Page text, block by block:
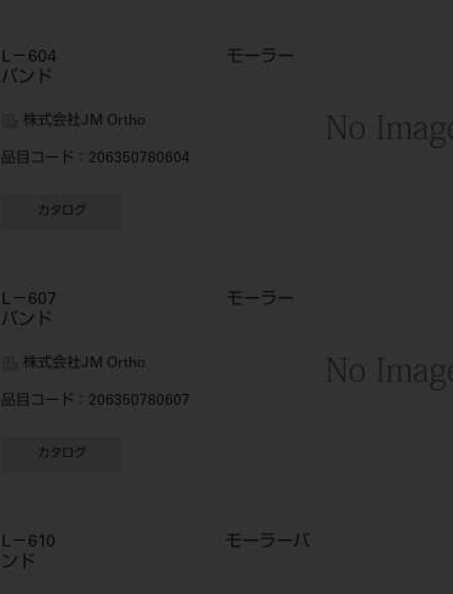
L－604 モーラー
バンド
株式会社JM Ortho
品目コード ：206350780604
カタログ
L－607 モーラー
バンド
株式会社JM Ortho
品目コード ：206350780607
カタログ
L－610 モーラーバ
ンド